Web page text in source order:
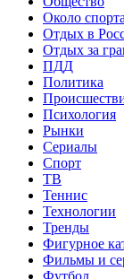
Около спорта
Отдых в
Отдых за
ПДД
Политика
Психология
Рынки
Сериалы
Спорт
ТВ
Теннис
Технологии
Тренды
Фигурное
Фильмы и
Футбол